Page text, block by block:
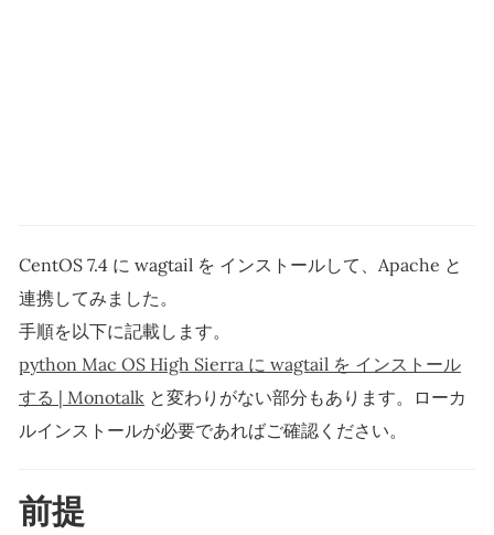
CentOS 7.4 に wagtail を インストールして、Apache と
連携してみました。
手順を以下に記載します。
python Mac OS High Sierra に wagtail を インストール
する | Monotalk と変わりがない部分もあります。ローカ
ルインストールが必要であればご確認ください。
前提